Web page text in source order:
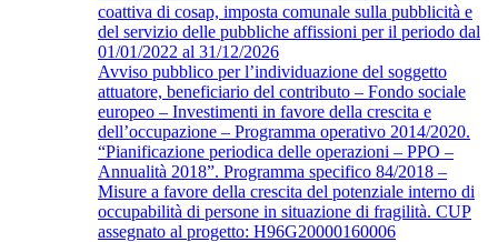
coattiva di cosap, imposta comunale sulla pubblicità e
del servizio delle pubbliche affissioni per il periodo dal
01/01/2022 al 31/12/2026
Avviso pubblico per l’individuazione del soggetto
attuatore, beneficiario del contributo – Fondo sociale
europeo – Investimenti in favore della crescita e
dell’occupazione – Programma operativo 2014/2020.
“Pianificazione periodica delle operazioni – PPO –
Annualità 2018”. Programma specifico 84/2018 –
Misure a favore della crescita del potenziale interno di
occupabilità di persone in situazione di fragilità. CUP
assegnato al progetto: H96G20000160006